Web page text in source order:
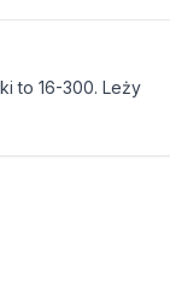
to 16-300. Leży